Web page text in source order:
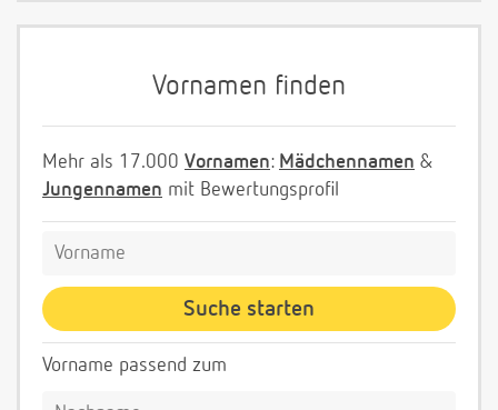
Vornamen finden
Mehr als 17.000 Vornamen: Mädchennamen &
Jungennamen mit Bewertungsprofil
Vorname passend zum